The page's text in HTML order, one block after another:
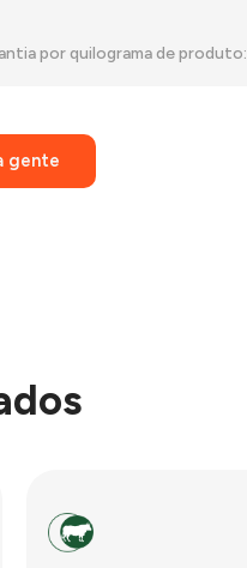
por quilograma de produto:
gente